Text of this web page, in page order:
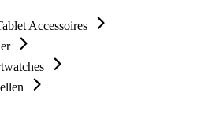
Accessoires